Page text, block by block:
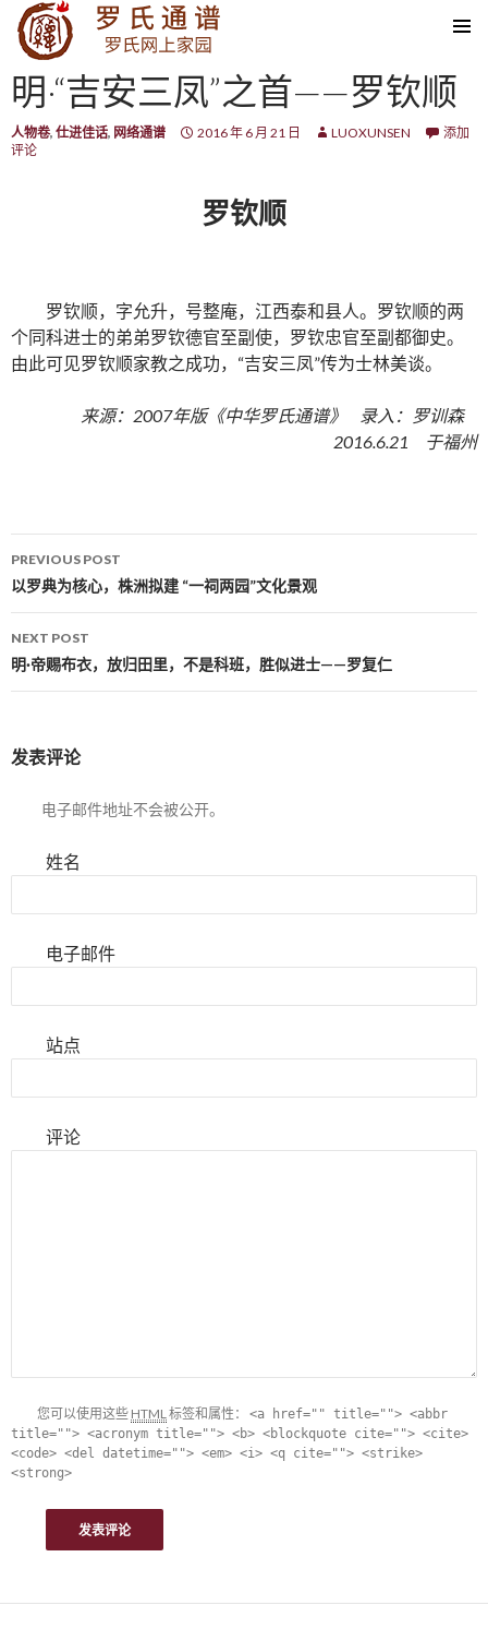
SKIP TO CONTENT
明·“吉安三凤”之首——罗钦顺
人物卷, 仕进佳话, 网络通谱 2016 年 6 月 21 日 LUOXUNSEN
添加
评论
罗钦顺
罗钦顺，字允升，号整庵，江西泰和县人。罗钦顺的两
个同科进士的弟弟罗钦德官至副使，罗钦忠官至副都御史。
由此可见罗钦顺家教之成功，“吉安三凤”传为士林美谈。
来源：2007年版《中华罗氏通谱》 录入：罗训森
2016.6.21 于福州
Post navigation
PREVIOUS POST
以罗典为核心，株洲拟建 “一祠两园”文化景观
NEXT POST
明·帝赐布衣，放归田里，不是科班，胜似进士——罗复仁
发表评论
电子邮件地址不会被公开。
姓名
电子邮件
站点
评论
您可以使用这些 HTML标签和属性： <a href="" title=""> <abbr
title=""> <acronym title=""> <b> <blockquote cite=""> <cite>
<code> <del datetime=""> <em> <i> <q cite=""> <strike>
<strong>